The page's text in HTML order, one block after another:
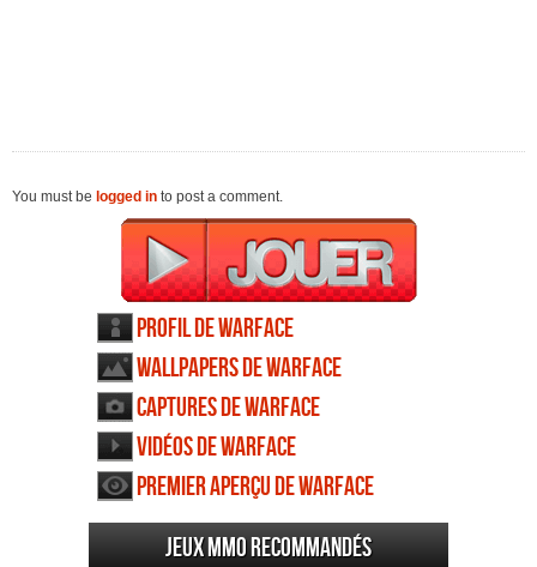
You must be logged in to post a comment.
Profil de Warface
Wallpapers de Warface
Captures de Warface
Vidéos de Warface
Premier aperçu de Warface
Jeux MMO recommandés